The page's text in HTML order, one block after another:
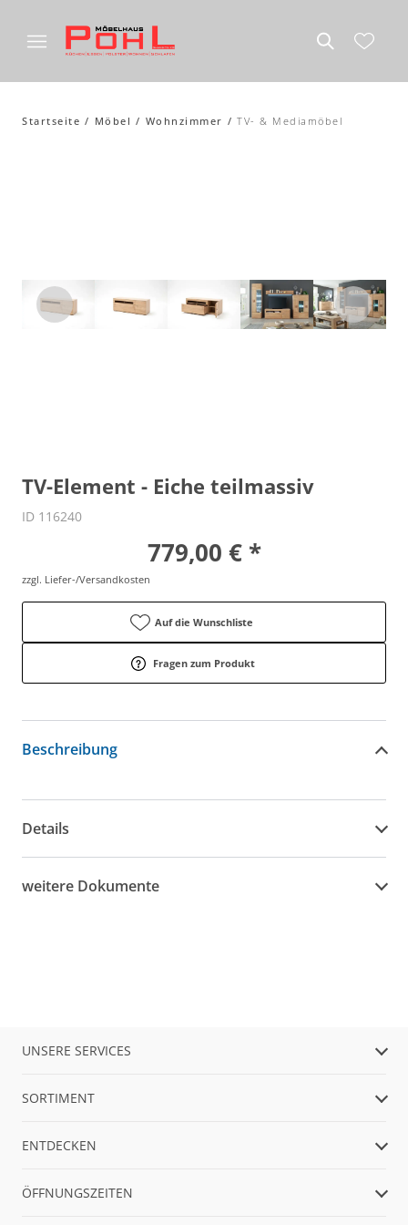
Startseite Möbel Wohnzimmer TV- & Mediamöbel
TV-Element - Eiche teilmassiv
ID 116240
779,00 € *
zzgl. Liefer-/Versandkosten
Auf die Wunschliste
Fragen zum Produkt
Beschreibung
Details
weitere Dokumente
UNSERE SERVICES
SORTIMENT
ENTDECKEN
ÖFFNUNGSZEITEN